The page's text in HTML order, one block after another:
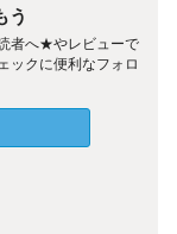
う
者へ★やレビューで
ックに便利なフォロ